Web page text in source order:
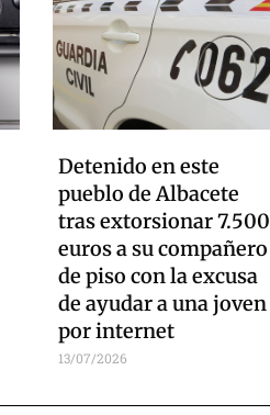
Detenido en este
pueblo de Albacete
tras extorsionar 7.500
euros a su compañero
de piso con la excusa
de ayudar a una joven
por internet
13/07/2026